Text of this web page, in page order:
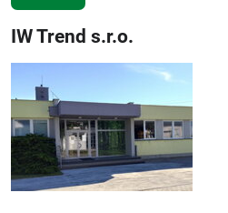
IW Trend s.r.o.